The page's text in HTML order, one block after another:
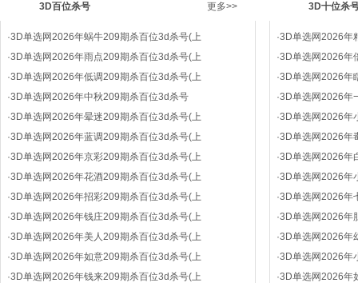
3D百位杀号 更多>>
·3D单选网2026年蜗牛209期杀百位3d杀号(上
·3D单选网2026年雨点209期杀百位3d杀号(上
·3D单选网2026年低调209期杀百位3d杀号(上
·3D单选网2026年中秋209期杀百位3d杀号
·3D单选网2026年晕迷209期杀百位3d杀号(上
·3D单选网2026年蓝调209期杀百位3d杀号(上
·3D单选网2026年京彩209期杀百位3d杀号(上
·3D单选网2026年花酒209期杀百位3d杀号(上
·3D单选网2026年招彩209期杀百位3d杀号(上
·3D单选网2026年钱庄209期杀百位3d杀号(上
·3D单选网2026年美人209期杀百位3d杀号(上
·3D单选网2026年如意209期杀百位3d杀号(上
·3D单选网2026年钱来209期杀百位3d杀号(上
3D十位杀
·3D单选网2026年
·3D单选网2026年
·3D单选网2026年
·3D单选网2026年
·3D单选网2026年
·3D单选网2026年
·3D单选网2026年
·3D单选网2026年
·3D单选网2026年
·3D单选网2026年
·3D单选网2026年
·3D单选网2026年
·3D单选网2026年